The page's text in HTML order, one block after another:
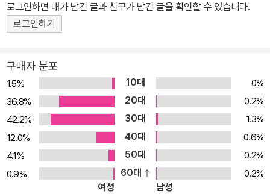
로그인하면 내가 남긴 글과 친구가 남긴 글을 확인할 수 있습니다.
로그인하기
구매자 분포
1.5% 10대
0%
36.8%
20대
0.2%
42.2%
30대
1.3%
12.0%
40대
0.6%
4.1%
50대
0.2%
0.9%
60대
0.2%
여성
남성